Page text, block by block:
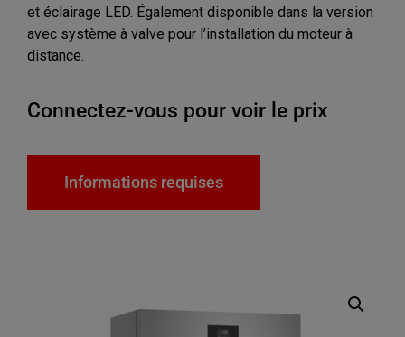
et éclairage LED. Également disponible dans la version
avec système à valve pour l’installation du moteur à
distance.
Connectez-vous pour voir le prix
Informations requises